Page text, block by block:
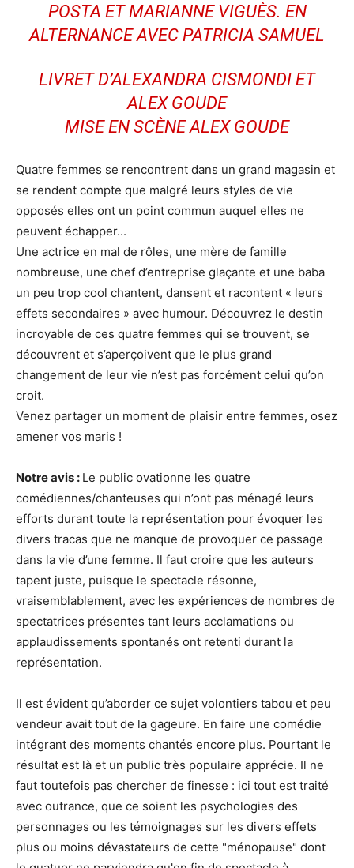
POSTA ET MARIANNE VIGUÈS. EN
ALTERNANCE AVEC PATRICIA SAMUEL
LIVRET D’ALEXANDRA CISMONDI ET
ALEX GOUDE
MISE EN SCÈNE ALEX GOUDE
Quatre femmes se rencontrent dans un grand magasin et
se rendent compte que malgré leurs styles de vie
opposés elles ont un point commun auquel elles ne
peuvent échapper...
Une actrice en mal de rôles, une mère de famille
nombreuse, une chef d’entreprise glaçante et une baba
un peu trop cool chantent, dansent et racontent « leurs
effets secondaires » avec humour. Découvrez le destin
incroyable de ces quatre femmes qui se trouvent, se
découvrent et s’aperçoivent que le plus grand
changement de leur vie n’est pas forcément celui qu’on
croit.
Venez partager un moment de plaisir entre femmes, osez
amener vos maris !
Notre avis : Le public ovationne les quatre
comédiennes/chanteuses qui n’ont pas ménagé leurs
efforts durant toute la représentation pour évoquer les
divers tracas que ne manque de provoquer ce passage
dans la vie d’une femme. Il faut croire que les auteurs
tapent juste, puisque le spectacle résonne,
vraisemblablement, avec les expériences de nombres de
spectatrices présentes tant leurs acclamations ou
applaudissements spontanés ont retenti durant la
représentation.
Il est évident qu’aborder ce sujet volontiers tabou et peu
vendeur avait tout de la gageure. En faire une comédie
intégrant des moments chantés encore plus. Pourtant le
résultat est là et un public très populaire apprécie. Il ne
faut toutefois pas chercher de finesse : ici tout est traité
avec outrance, que ce soient les psychologies des
personnages ou les témoignages sur les divers effets
plus ou moins dévastateurs de cette "ménopause" dont